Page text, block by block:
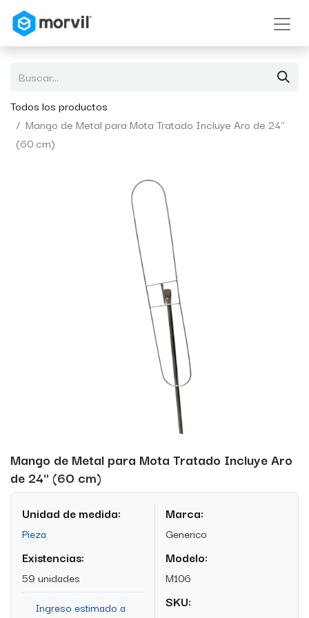
Todos los productos
Mango de Metal para Mota Tratado Incluye Aro de 24"
(60 cm)
Mango de Metal para Mota Tratado Incluye Aro
de 24" (60 cm)
Unidad de medida:
Pieza
Existencias:
59 unidades
Ingreso estimado a
Marca:
Generico
Modelo:
M106
SKU: